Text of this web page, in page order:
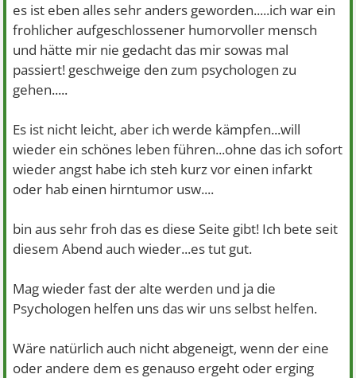
es ist eben alles sehr anders geworden.....ich war ein
frohlicher aufgeschlossener humorvoller mensch
und hätte mir nie gedacht das mir sowas mal
passiert! geschweige den zum psychologen zu
gehen.....
Es ist nicht leicht, aber ich werde kämpfen...will
wieder ein schönes leben führen...ohne das ich sofort
wieder angst habe ich steh kurz vor einen infarkt
oder hab einen hirntumor usw....
bin aus sehr froh das es diese Seite gibt! Ich bete seit
diesem Abend auch wieder...es tut gut.
Mag wieder fast der alte werden und ja die
Psychologen helfen uns das wir uns selbst helfen.
Wäre natürlich auch nicht abgeneigt, wenn der eine
oder andere dem es genauso ergeht oder erging